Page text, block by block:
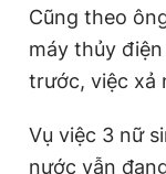
Cũng theo
máy thủy
trước, việc xả
Vụ việc 3 nữ
nước vẫn